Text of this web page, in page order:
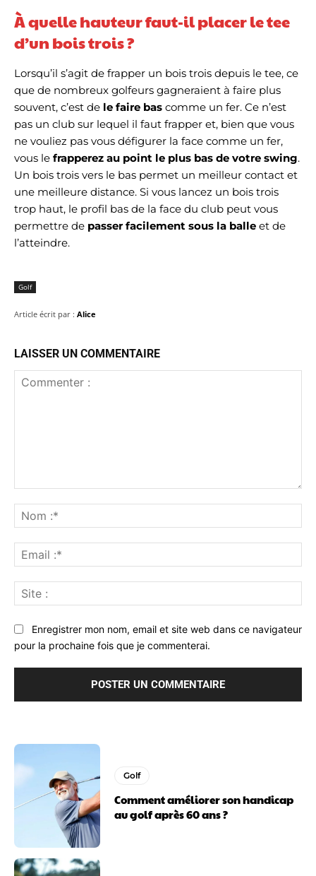
À quelle hauteur faut-il placer le tee
d’un bois trois ?
Lorsqu’il s’agit de frapper un bois trois depuis le tee, ce
que de nombreux golfeurs gagneraient à faire plus
souvent, c’est de le faire bas comme un fer. Ce n’est
pas un club sur lequel il faut frapper et, bien que vous
ne vouliez pas vous défigurer la face comme un fer,
vous le frapperez au point le plus bas de votre swing.
Un bois trois vers le bas permet un meilleur contact et
une meilleure distance. Si vous lancez un bois trois
trop haut, le profil bas de la face du club peut vous
permettre de passer facilement sous la balle et de
l’atteindre.
Golf
Article écrit par : Alice
LAISSER UN COMMENTAIRE
:*
:*
:
Enregistrer mon nom, email et site web dans ce navigateur
pour la prochaine fois que je commenterai.
Golf
Comment améliorer son handicap
au golf après 60 ans ?